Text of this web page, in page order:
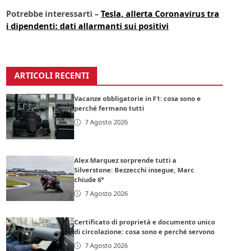
Potrebbe interessarti –Tesla, allerta Coronavirus tra
i dipendenti: dati allarmanti sui positivi
ARTICOLI RECENTI
Vacanze obbligatorie in F1: cosa sono e
perché fermano tutti
7 Agosto 2026
Alex Marquez sorprende tutti a
Silverstone: Bezzecchi insegue, Marc
chiude 6°
7 Agosto 2026
Certificato di proprietà e documento unico
di circolazione: cosa sono e perché servono
7 Agosto 2026